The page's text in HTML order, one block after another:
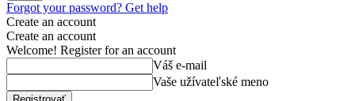
Forgot your password? Get help
Create an account
Create an account
Welcome! Register for an account
Váš e-mail
Vaše užívateľské meno